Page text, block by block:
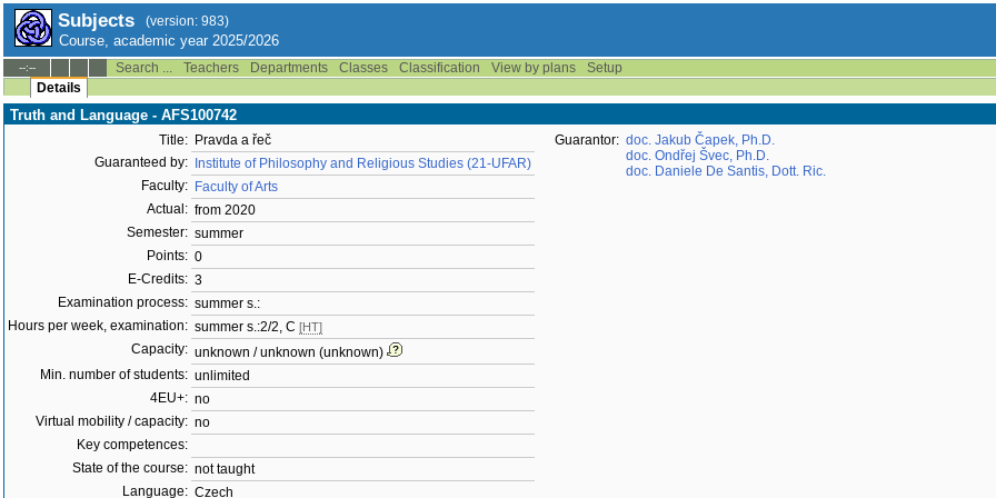
Subjects (version: 983)
Course, academic year 2025/2026
--:-- Search ... Teachers Departments Classes Classification View by plans
Setup
Details
Truth and Language - AFS100742
Title: Pravda a řeč
Guaranteed by:
Institute of Philosophy and Religious Studies (21-UFAR)
Faculty: Faculty of Arts
Actual: from 2020
Semester: summer
Points: 0
E-Credits: 3
Examination process: summer s.:
Hours per week, examination: summer s.:2/2, C [HT]
Capacity: unknown / unknown (unknown)
Min. number of students: unlimited
4EU+: no
Virtual mobility / capacity: no
Key competences:
State of the course: not taught
Language: Czech
Guarantor: doc. Jakub Čapek, Ph.D.
doc. Ondřej Švec, Ph.D.
doc. Daniele De Santis, Dott. Ric.